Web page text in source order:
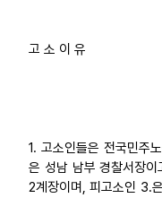
고 소 이 유
1. 고소인들은 전국민주
은 성남 남부 경찰서장
2계장이며, 피고소인 3.